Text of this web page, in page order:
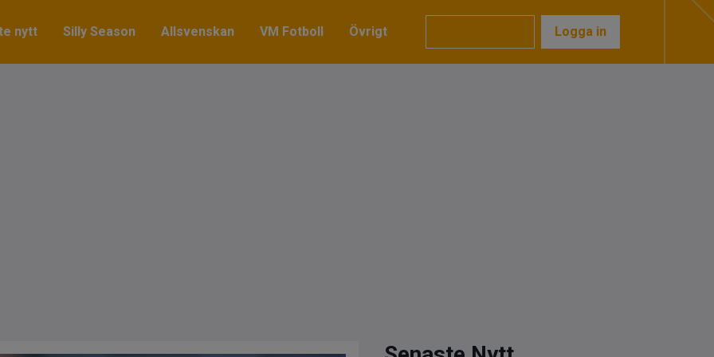
nytt Silly Season Allsvenskan VM Fotboll Övrigt Logga in